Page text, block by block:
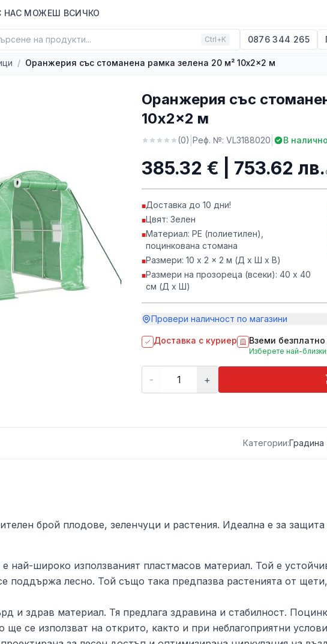
НАС МОЖЕШ ВСИЧКО
на продукти... Ctrl+K 0876 344 265
/ Оранжерия със стоманена рамка зелена 20 м² 10x2x2 м
Оранжерия със
10x2x2 м
(0) Реф. №: VL3188020 В
385.32 € | 753.62 лв.
■Доставка до 10 дни!
■Цвят: Зелен
■Материал: PE (полиетилен),
поцинкована стомана
■Размери: 10 x 2 x 2 м (Д x Ш x В)
■Размери на прозореца (всеки): 40 x 40
см (Д x Ш)
Провери наличност по магазини
Доставка с куриер Вземи безплатно
Изберете най-
- +
Категории:Градина
брой плодове, зеленчуци и растения. Идеална е за
най-широко използваният пластмасов материал. Той е
поддържа лесно. Той също така предпазва растенията от
и здрав материал. Тя предлага здравина и стабилност.
се използват на открито, както и при неблагоприятни